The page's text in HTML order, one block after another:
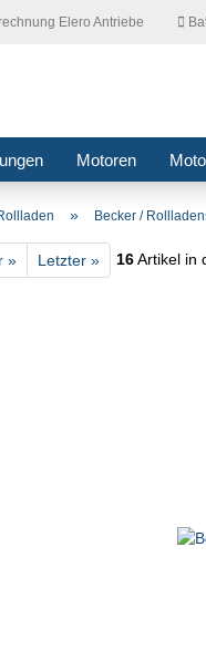
Elero Antriebe
Motoren
» Becker /
» Letzter » 16Artikel in